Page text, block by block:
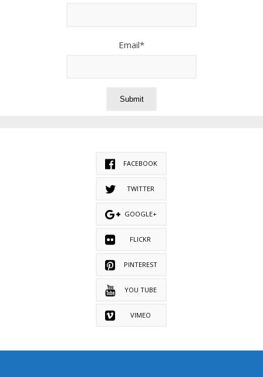
Email*
FACEBOOK
TWITTER
GOOGLE+
FLICKR
PINTEREST
YOU TUBE
VIMEO